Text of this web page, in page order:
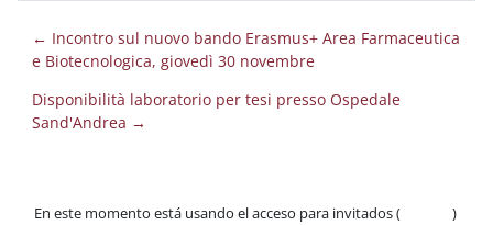
← Incontro sul nuovo bando Erasmus+ Area Farmaceutica
e Biotecnologica, giovedì 30 novembre
Disponibilità laboratorio per tesi presso Ospedale
Sand'Andrea →
En este momento está usando el acceso para invitados (
)